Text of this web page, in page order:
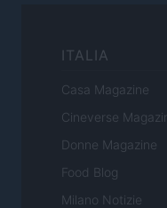
ITALIA
Casa Magazine
Cineverse
Donne Magazine
Food Blog
Milano Notizie